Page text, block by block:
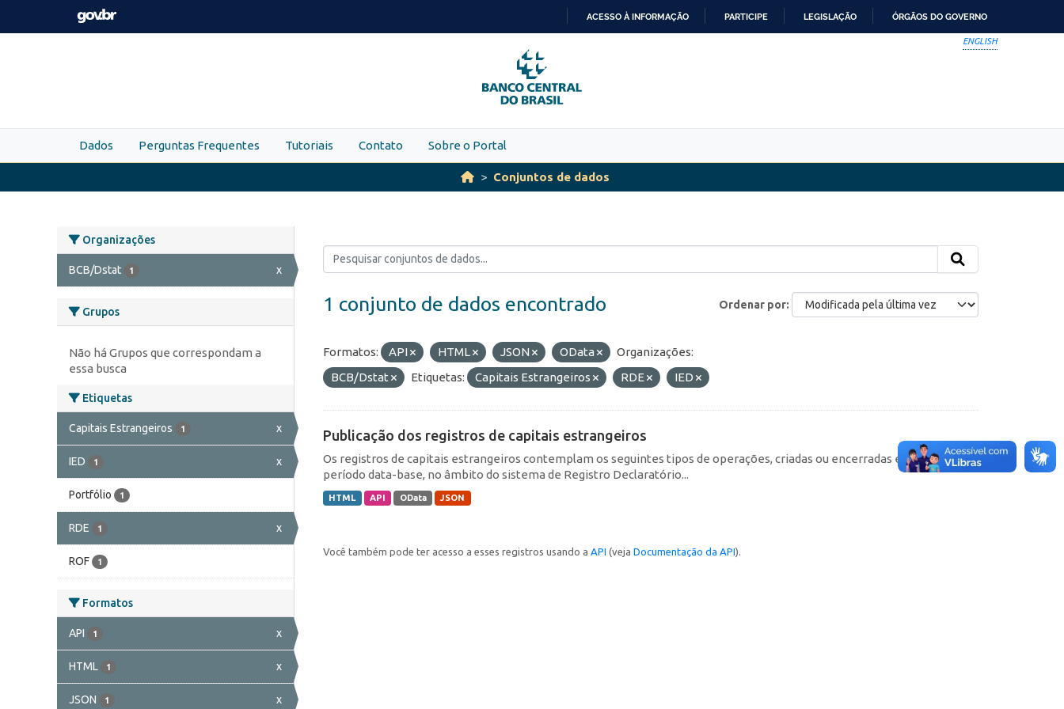
Skip to main content
PARA
O
CONTEÚDO
ACESSO À INFORMAÇÃO PARTICIPE LEGISLAÇÃO ÓRGÃOS DO GOVERNO
ENGLISH
Dados Perguntas Frequentes Tutoriais Contato Sobre o Portal
Conjuntos de dados
Organizações
BCB/Dstat 1 x
Grupos
Não há Grupos que correspondam a
essa busca
Etiquetas
Capitais Estrangeiros 1 x
IED 1 x
Portfólio 1
RDE 1 x
ROF 1
Formatos
API 1 x
HTML 1 x
JSON 1 x
Ordenar por
1 conjunto de dados encontrado
Formatos: API HTML JSON OData
Organizações:
BCB/Dstat
Etiquetas: Capitais Estrangeiros RDE IED
Publicação dos registros de capitais estrangeiros
Os registros de capitais estrangeiros contemplam os seguintes tipos de operações, criadas ou encerradas em cada
período data-base, no âmbito do sistema de Registro Declaratório...
HTML API OData JSON
Você também pode ter acesso a esses registros usando a API (veja Documentação da API).